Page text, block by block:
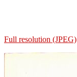
Full resolution (JPEG)